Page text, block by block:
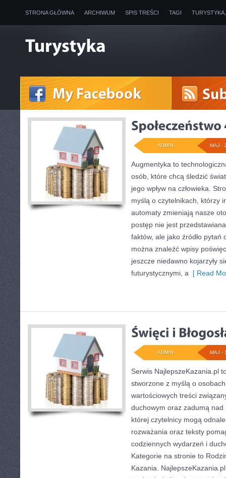
STRONA GŁÓWNA ARCHIWUM SPIS TREŚCI TAGI
MAJ -
ADMIN
Augmentyka to
osób, które chcą śledzić
jego wpływ na człowieka.
myślą o czytelnikach, którzy
automaty zmieniają nasze
postęp nie jest
faktów, ale jako źródło pytań
można znaleźć wpisy
jeszcze niedawno kojarzyły
futurystycznymi, a [ Read
MAJ -
ADMIN
Serwis NajlepszeKazania.pl
stworzone z myślą o
wartościowych treści
duchowym oraz zadumą
której czytelnicy mogą
rozważania oraz teksty
codziennych wydarzeń i
Kategorie na stronie to
Kazania.